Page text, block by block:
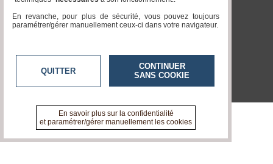
Inscription
annuaire
pro
tvlocale.fr
En revanche, pour plus de sécurité, vous pouvez toujours
paramétrer/gérer manuellement ceux-ci dans votre navigateur.
QUITTER
CONTINUER
SANS COOKIE
En savoir plus sur la confidentialité
et paramétrer/gérer manuellement les cookies